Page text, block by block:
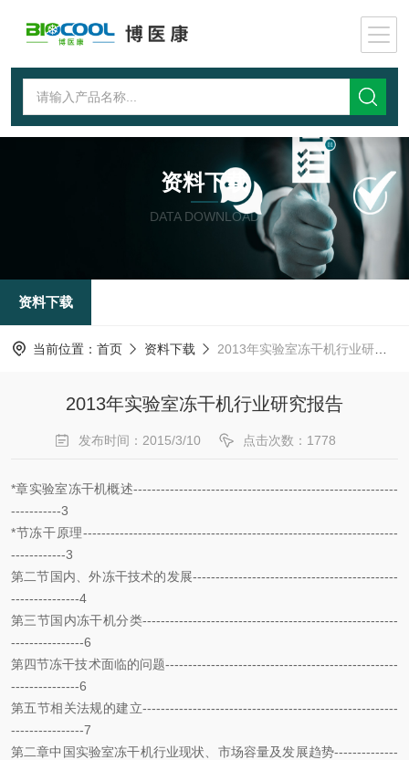
资料下载
DATA DOWNLOAD
资料下载
当前位置： 首页 资料下载 2013年实验室冻干机行业研究报告
2013年实验室冻干机行业研究报告
发布时间：2015/3/10 点击次数：1778
*章实验室冻干机概述----------------------------------------------------------
-----------3
*节冻干原理---------------------------------------------------------------------
------------3
第二节国内、外冻干技术的发展---------------------------------------------
---------------4
第三节国内冻干机分类--------------------------------------------------------
----------------6
第四节冻干技术面临的问题---------------------------------------------------
---------------6
第五节相关法规的建立--------------------------------------------------------
----------------7
第二章中国实验室冻干机行业现状、市场容量及发展趋势--------------